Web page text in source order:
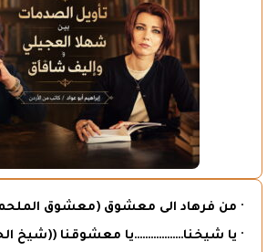
· من فرهاد الى معشوق (معشوق
· يا شيخنا………………يا معشوقنا ((شيخ